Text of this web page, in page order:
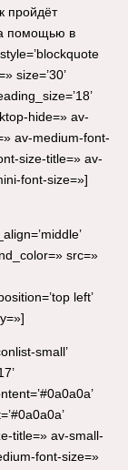
пройдёт
помощью в
size=’30’
hide=» av-
av-medium-font-
size-title=» av-
font-size=»]
src=»
left’
small’
title=» av-small-
font-size=»